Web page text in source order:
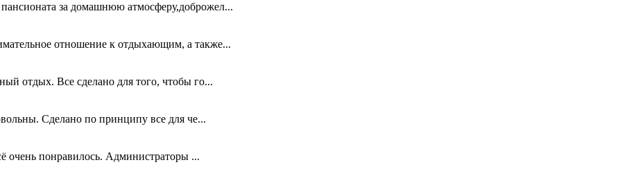
за домашнюю атмосферу,доброжел...
отношение к отдыхающим, а также...
отдых. Все сделано для того, чтобы го...
Сделано по принципу все для че...
очень понравилось. Администраторы ...